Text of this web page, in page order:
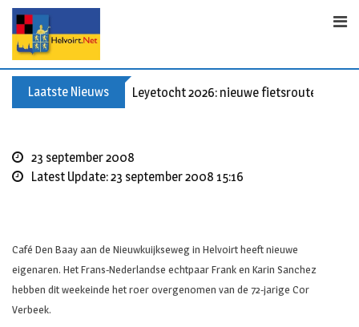
Skip
content
Laatste Nieuws Leyetocht 2026: nieuwe fietsroutes
23 september 2008
Latest Update: 23 september 2008 15:16
Café Den Baay aan de Nieuwkuijkseweg in Helvoirt heeft nieuwe
eigenaren. Het Frans-Nederlandse echtpaar Frank en Karin Sanchez
hebben dit weekeinde het roer overgenomen van de 72-jarige Cor
Verbeek.